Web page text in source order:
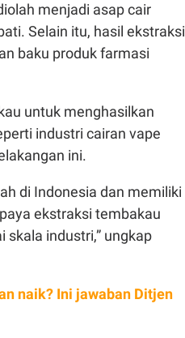
menjadi asap cair
Selain itu, hasil ekstraksi
baku produk farmasi
untuk menghasilkan
industri cairan vape
ini.
di Indonesia dan memiliki
ekstraksi tembakau
industri,” ungkap
naik? Ini jawaban Ditjen